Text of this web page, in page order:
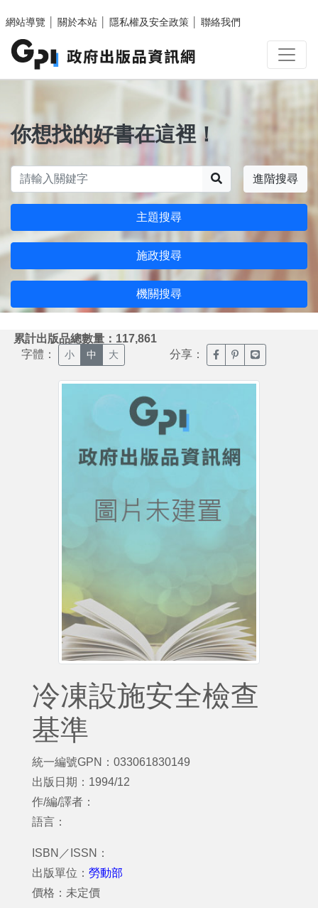
網站導覽
關於本站 隱私權及安全政策 聯絡我們
你想找的好書在這裡！
進階搜尋
主題搜尋
施政搜尋
機關搜尋
累計出版品總數量：117,861
字體： 小 中 大 分享： 臉書分享(另開新視窗)
噗浪分享(另開新
Line分享(另
冷凍設施安全檢查
基準
統一編號GPN：033061830149
出版日期：1994/12
作/編/譯者：
語言：
ISBN／ISSN：
出版單位： 勞動部
價格：未定價